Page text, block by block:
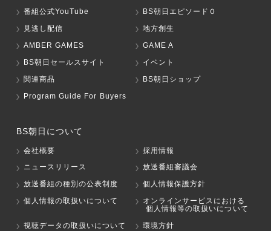
番組公式YouTube
BS朝日エピソード０
見逃し配信
地方創生
AMBER GAMES
GAME A
BS朝日セールスサイト
イベント
関連商品
BS朝日ショップ
Program Guide For Buyers
BS朝日について
会社概要
採用情報
ニュースリリース
放送番組審議会
放送番組の種別の公表制度
個人情報保護方針
個人情報の取扱いについて
オンラインサービスにおける
個人情報等の取扱いについて
視聴データの取扱いについて
環境方針